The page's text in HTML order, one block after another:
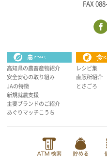
FAX
高知県の農畜産物紹介
安全安心の取り組み
JAの特徴
新規就農支援
主要ブランドのご紹介
あぐりマッチこうち
レシピ集
直販所紹介
とさごろ